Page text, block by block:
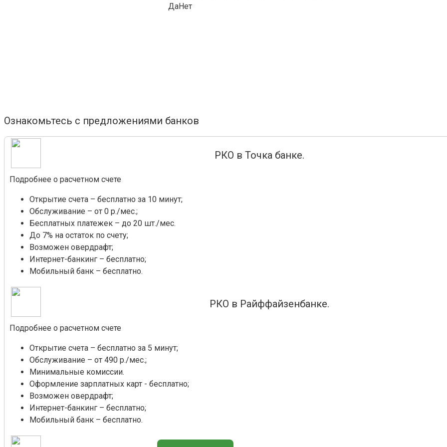
ДаНет
Ознакомьтесь с предложениями банков
РКО в Точка банке.
Подробнее о расчетном счете
Открытие счета – бесплатно за 10 минут;
Обслуживание – от 0 р./мес.;
Бесплатных платежек – до 20 шт./мес.
До 7% на остаток по счету;
Возможен овердрафт;
Интернет-банкинг – бесплатно;
Мобильный банк – бесплатно.
РКО в Райффайзенбанке.
Подробнее о расчетном счете
Открытие счета – бесплатно за 5 минут;
Обслуживание – от 490 р./мес.;
Минимальные комиссии.
Оформление зарплатных карт - бесплатно;
Возможен овердрафт;
Интернет-банкинг – бесплатно;
Мобильный банк – бесплатно.